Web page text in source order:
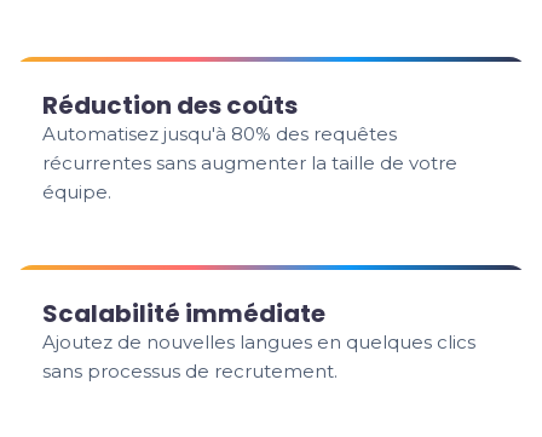
Réduction des coûts
Automatisez jusqu'à 80% des requêtes
récurrentes sans augmenter la taille de votre
équipe.
Scalabilité immédiate
Ajoutez de nouvelles langues en quelques clics
sans processus de recrutement.